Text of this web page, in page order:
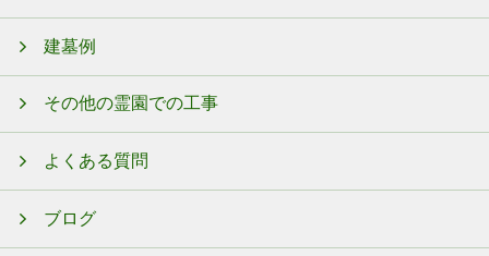
建墓例
その他の霊園での工事
よくある質問
ブログ